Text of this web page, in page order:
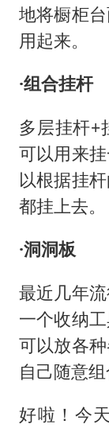
地将橱柜
用起来。
·组合挂杆
多层挂杆+
可以用来
以根据挂
都挂上去。
·洞洞板
最近几年
一个收纳
可以放各
自己随意
好啦！今